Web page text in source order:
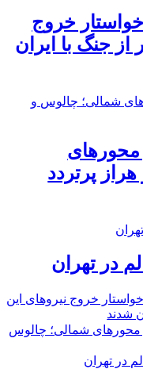
خواستار خروج
از جنگ با ایران
محورهای
پرتردد
خواستار خروج نیروهای این
شدند
محورهای شمالی؛ چالوس